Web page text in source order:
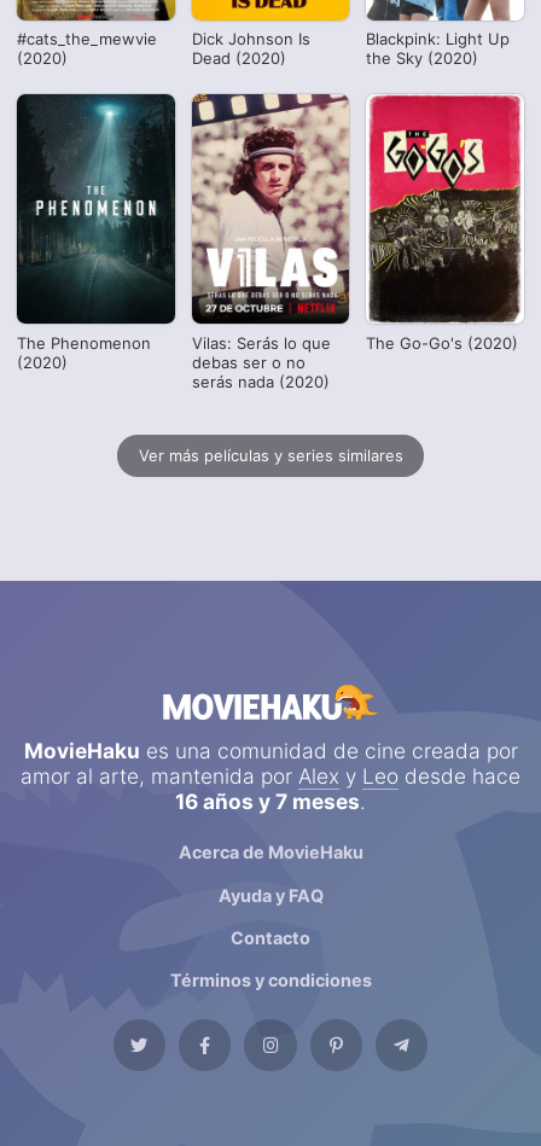
#cats_the_mewvie
(2020)
Dick Johnson Is
Dead (2020)
Blackpink: Light Up
the Sky (2020)
The Phenomenon
(2020)
Vilas: Serás lo que
debas ser o no
serás nada (2020)
The Go-Go's (2020)
Ver más películas y series similares
MovieHaku es una comunidad de cine creada por
amor al arte, mantenida por Alex y Leo desde hace
16 años y 7 meses.
Acerca de MovieHaku
Ayuda y FAQ
Contacto
Términos y condiciones